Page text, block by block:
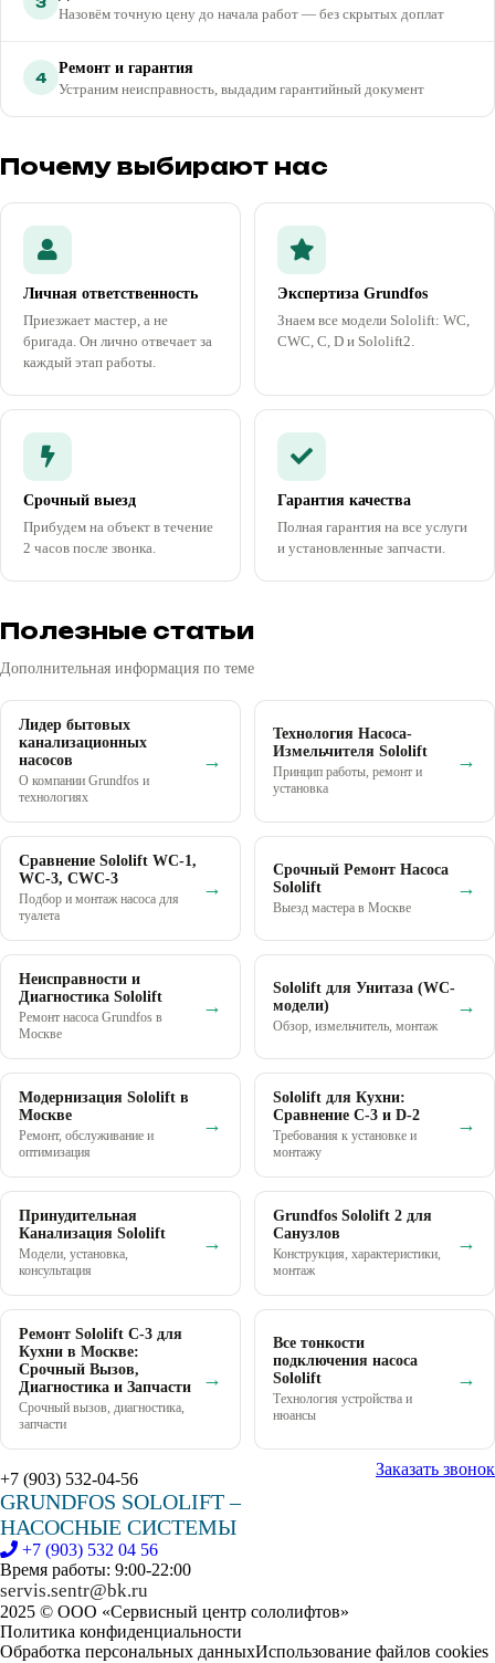
Назовём точную цену до начала работ — без скрытых доплат
4
Ремонт и гарантия
Устраним неисправность, выдадим гарантийный документ
Почему выбирают нас
Личная ответственность
Приезжает мастер, а не
бригада. Он лично отвечает за
каждый этап работы.
Экспертиза Grundfos
Знаем все модели Sololift: WC,
CWC, C, D и Sololift2.
Срочный выезд
Прибудем на объект в течение
2 часов после звонка.
Гарантия качества
Полная гарантия на все услуги
и установленные запчасти.
Полезные статьи
Дополнительная информация по теме
Лидер бытовых
канализационных
насосов
О компании Grundfos и
технологиях
→
Технология Насоса-
Измельчителя Sololift
Принцип работы, ремонт и
установка
→
Сравнение Sololift WC-1,
WC-3, CWC-3
Подбор и монтаж насоса для
туалета
→
Срочный Ремонт Насоса
Sololift
Выезд мастера в Москве
→
Неисправности и
Диагностика Sololift
Ремонт насоса Grundfos в
Москве
→
Sololift для Унитаза (WC-
модели)
Обзор, измельчитель, монтаж
→
Модернизация Sololift в
Москве
Ремонт, обслуживание и
оптимизация
→
Sololift для Кухни:
Сравнение C-3 и D-2
Требования к установке и
монтажу
→
Принудительная
Канализация Sololift
Модели, установка,
консультация
→
Grundfos Sololift 2 для
Санузлов
Конструкция, характеристики,
монтаж
→
Ремонт Sololift C-3 для
Кухни в Москве:
Срочный Вызов,
Диагностика и Запчасти
Срочный вызов, диагностика,
запчасти
→
Все тонкости
подключения насоса
Sololift
Технология устройства и
нюансы
→
+7 (903) 532-04-56
Заказать звонок
GRUNDFOS SOLOLIFT –
НАСОСНЫЕ СИСТЕМЫ
+7 (903) 532 04 56
Время работы: 9:00-22:00
servis.sentr@bk.ru
2025 © ООО «Сервисный центр сололифтов»
Политика конфиденциальности
Обработка персональных данныхИспользование файлов cookies